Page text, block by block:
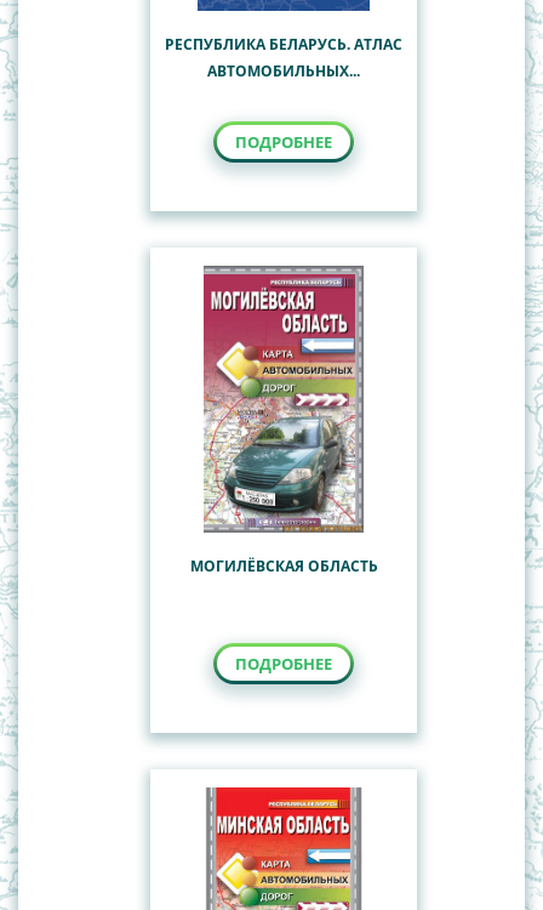
РЕСПУБЛИКА БЕЛАРУСЬ. АТЛАС
АВТОМОБИЛЬНЫХ...
ПОДРОБНЕЕ
МОГИЛЁВСКАЯ ОБЛАСТЬ
ПОДРОБНЕЕ